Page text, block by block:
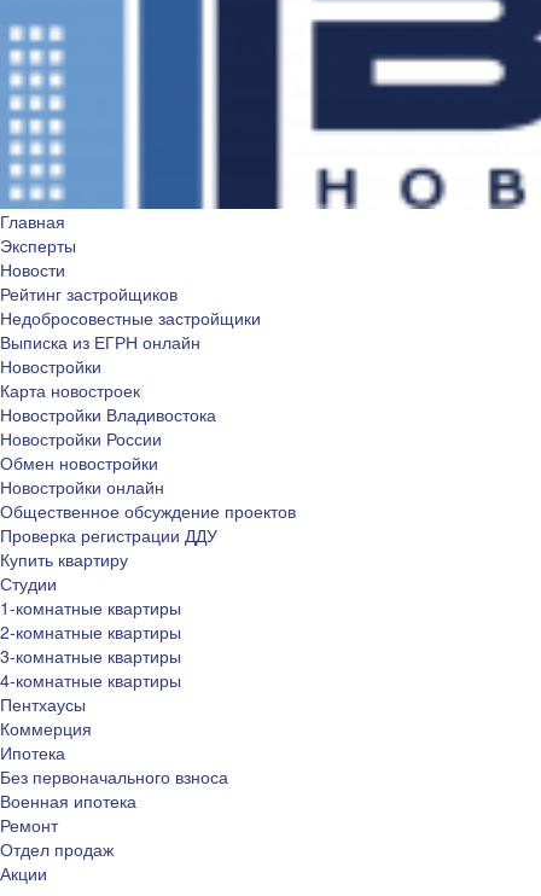
Главная
Эксперты
Новости
Рейтинг застройщиков
Недобросовестные застройщики
Выписка из ЕГРН онлайн
Новостройки
Карта новостроек
Новостройки Владивостока
Новостройки России
Обмен новостройки
Новостройки онлайн
Общественное обсуждение проектов
Проверка регистрации ДДУ
Купить квартиру
Студии
1-комнатные квартиры
2-комнатные квартиры
3-комнатные квартиры
4-комнатные квартиры
Пентхаусы
Коммерция
Ипотека
Без первоначального взноса
Военная ипотека
Ремонт
Отдел продаж
Акции